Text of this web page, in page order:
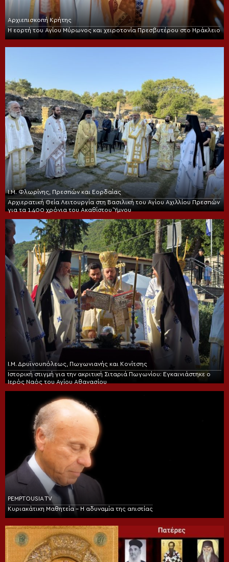
Αρχιεπισκοπή Κρήτης
Η εορτή του Αγίου Μύρωνος και χειροτονία Πρεσβυτέρου στο Ηράκλειο
Ι.Μ. Φλωρίνης, Πρεσπών και Εορδαίας
Αρχιερατική Θεία Λειτουργία στη Βασιλική του Αγίου Αχιλλίου Πρεσπών
για τα 1.400 χρόνια του Ακαθίστου Ύμνου
Ι.Μ. Δρυϊνουπόλεως, Πωγωνιανής και Κονίτσης
Ιστορική στιγμή για την ακριτική Σιταριά Πωγωνίου: Εγκαινιάστηκε ο
Ιερός Ναός του Αγίου Αθανασίου
PEMPTOUSIA TV
Κυριακάτικη Μαθητεία – Η αδυναμία της απιστίας